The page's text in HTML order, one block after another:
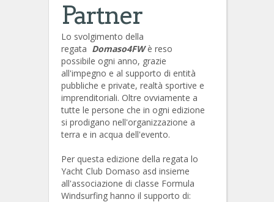
Partner
Lo svolgimento della
regata Domaso4FWè reso
possibile ogni anno, grazie
all'impegno e al supporto di entità
pubbliche e private, realtà sportive e
imprenditoriali. Oltre ovviamente a
tutte le persone che in ogni edizione
si prodigano nell'organizzazione a
terra e in acqua dell'evento.
Per questa edizione della regata lo
Yacht Club Domaso asd insieme
all'associazione di classe Formula
Windsurfing hanno il supporto di: